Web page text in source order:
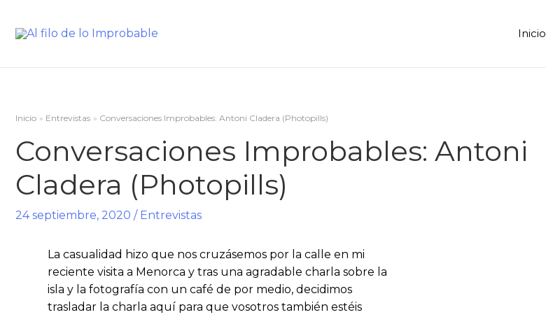
Inicio
Inicio Entrevistas Conversaciones Improbables: Antoni Cladera (Photopills)
Conversaciones Improbables: Antoni
Cladera (Photopills)
24 septiembre, 2020 / Entrevistas
La casualidad hizo que nos cruzásemos por la calle en mi
reciente visita a Menorca y tras una agradable charla sobre la
isla y la fotografía con un café de por medio, decidimos
trasladar la charla aquí para que vosotros también estéis